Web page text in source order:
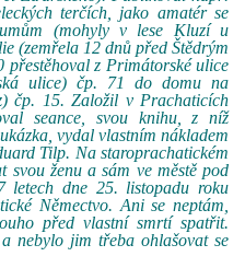
terčích, jako amatér se
(mohyly v lese Kluzí u
(zemřela 12 dnů před Štědrým
přestěhoval z Primátorské ulice
ulice) čp. 71 do domu na
čp. 15. Založil v Prachaticích
seance, svou knihu, z níž
vydal vlastním nákladem
Tilp. Na staroprachatickém
ženu a sám ve městě pod
letech dne 25. listopadu roku
Němectvo. Ani se neptám,
před vlastní smrtí spatřit.
nebylo jim třeba ohlašovat se